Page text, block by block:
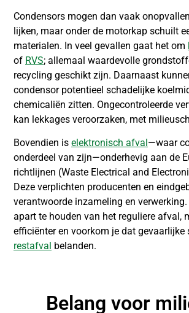
Condensors mogen dan vaak
lijken, maar onder de motorkap schuilt
materialen. In veel gevallen gaat het om
of RVS; allemaal waardevolle
recycling geschikt zijn. Daarnaast
condensor potentieel schadelijke
chemicaliën zitten. Ongecontroleerde
kan lekkages veroorzaken, met
Bovendien is elektronisch afval —waar
onderdeel van zijn—onderhevig aan de
richtlijnen (Waste Electrical and
Deze verplichten producenten en
verantwoorde inzameling en
apart te houden van het reguliere afval,
efficiënter en voorkom je dat
restafval belanden.
Belang voor